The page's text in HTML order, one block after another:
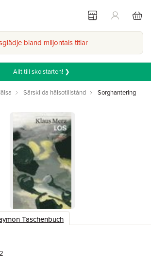
bland miljontals titlar
Allt till skolstarten! ❯
Särskilda hälsotillstånd Sorghantering
Taschenbuch